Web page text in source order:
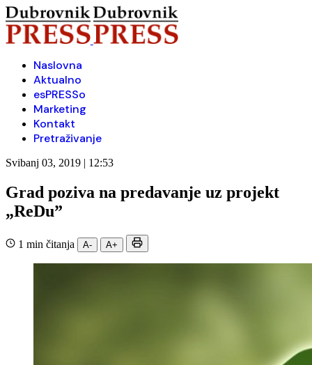
Naslovna
Aktualno
esPRESSo
Marketing
Kontakt
Pretraživanje
Svibanj 03, 2019 | 12:53
Grad poziva na predavanje uz projekt
„ReDu”
1 min čitanja A- A+